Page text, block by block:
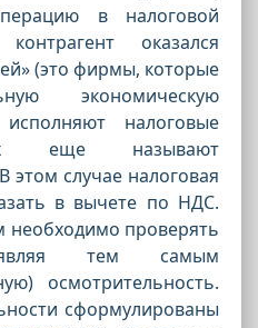
в налоговой
оказался
(это фирмы, которые
экономическую
налоговые
Их еще называют
случае налоговая
в вычете по НДС.
необходимо проверять
тем самым
осмотрительность.
сформулированы